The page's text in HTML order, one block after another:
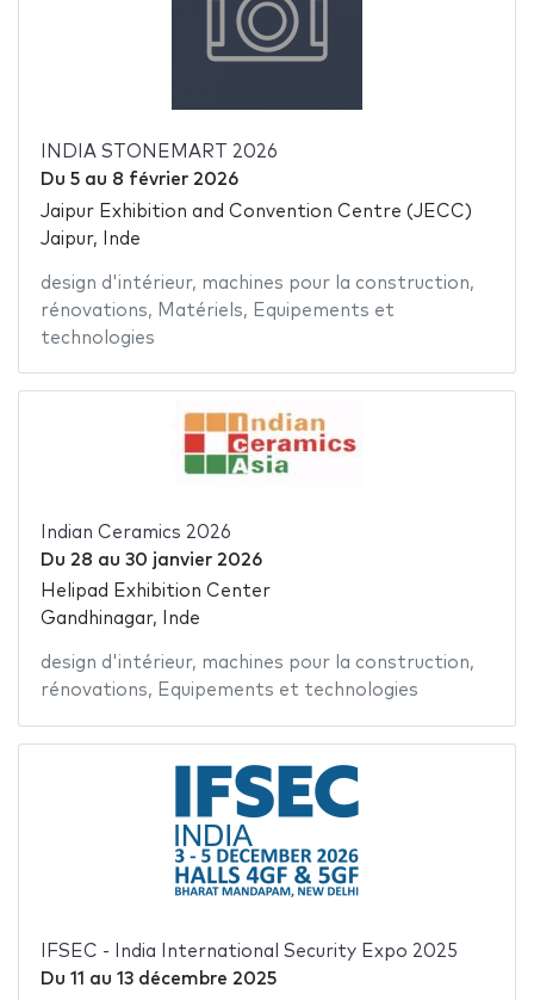
INDIA STONEMART 2026
Du 5au 8 février 2026
Jaipur Exhibition and Convention Centre (JECC)
Jaipur, Inde
design d'intérieur, machines pour la construction,
rénovations, Matériels, Equipements et
technologies
Indian Ceramics 2026
Du 28 au 30 janvier 2026
Helipad Exhibition Center
Gandhinagar, Inde
design d'intérieur, machines pour la construction,
rénovations, Equipements et technologies
IFSEC - India International Security Expo 2025
Du 11 au 13 décembre 2025